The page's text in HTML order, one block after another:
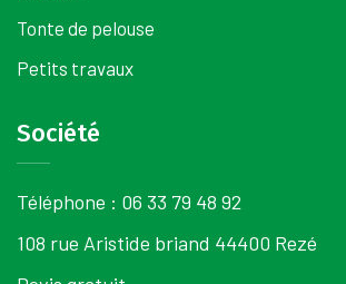
Tonte de pelouse
Petits travaux
Société
Téléphone : 06 33 79 48 92
108 rue Aristide briand 44400 Rezé